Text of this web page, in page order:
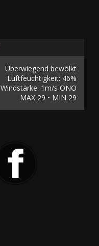
Überwiegend bewölkt
Luftfeuchtigkeit: 46%
Windstärke: 1m/s ONO
MAX 29 • MIN 29